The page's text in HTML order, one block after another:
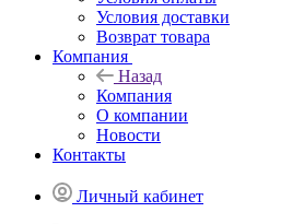
Условия доставки
Возврат товара
Компания
Назад
Компания
О компании
Новости
Контакты
Личный кабинет